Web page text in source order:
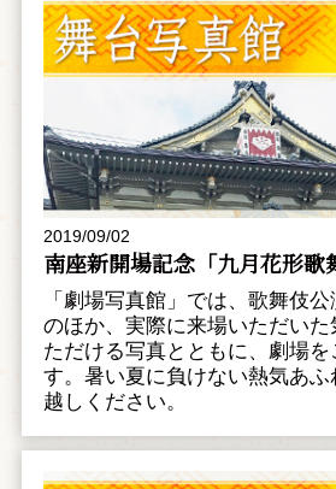
2019/09/02
南座新開場記念「九月花形歌
「劇場写真館」では、歌舞伎
のほか、実際に来場いただい
ただける写真とともに、劇場を
す。暑い夏に負けない熱気あ
越しください。